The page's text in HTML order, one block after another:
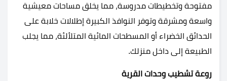
مفتوحة وتخطيطات مدروسة، مما يخلق مساحات معيشية
واسعة ومشرقة وتوفر النوافذ الكبيرة إطلالات خلابة على
الحدائق الخضراء أو المسطحات المائية المتلألئة، مما يجلب
الطبيعة إلى داخل منزلك.
روعة تشطيب وحدات القرية